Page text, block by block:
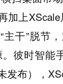
加上
主干”脱节
彼时智能
发布），